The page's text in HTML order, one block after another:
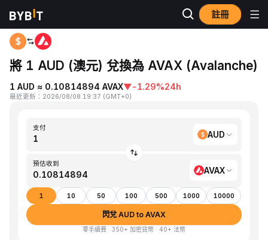
註冊
首頁 AUD to AVAX
將 1 AUD (澳元) 兌換為 AVAX (Avalanche)
1 AUD ≈ 0.10814894 AVAX▼-1.29%24h
最近更新 ： 2026/08/08 19:37 (GMT+0)
支付
AUD
預估收到
AVAX
1 10 50 100 500 1000 10000
閃兌 AUD to AVAX
零手續費 · 350+ 加密貨幣 · 40+ 法幣